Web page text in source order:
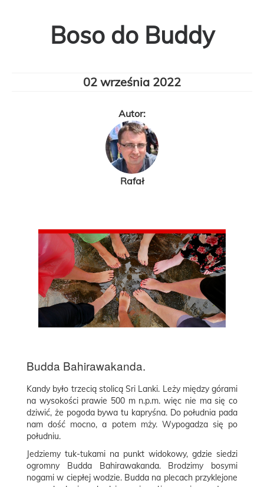
Boso do Buddy
02 września 2022
Autor:
Rafał
Budda Bahirawakanda.
Kandy było trzecią stolicą Sri Lanki. Leży między górami
na wysokości prawie 500 m n.p.m. więc nie ma się co
dziwić, że pogoda bywa tu kapryśna. Do południa pada
nam dość mocno, a potem mży. Wypogadza się po
południu.
Jedziemy tuk-tukami na punkt widokowy, gdzie siedzi
ogromny Budda Bahirawakanda. Brodzimy bosymi
nogami w ciepłej wodzie. Budda na plecach przyklejone